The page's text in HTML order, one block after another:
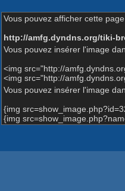
Vous pouvez afficher cette
http://amfg.dyndns.org/tiki-
Vous pouvez insérer l'image
<img src="http://
<img src="http://
Vous pouvez insérer l'image
{img
{img